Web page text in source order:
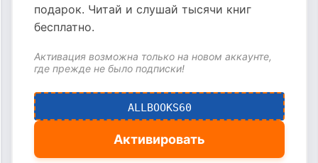
подарок. Читай и слушай тысячи книг
бесплатно.
Активация возможна только на новом аккаунте,
где прежде не было подписки!
ALLBOOKS60
Активировать